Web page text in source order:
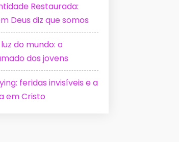
Restaurada:
Deus diz que somos
do mundo: o
dos jovens
feridas invisíveis e a
em Cristo